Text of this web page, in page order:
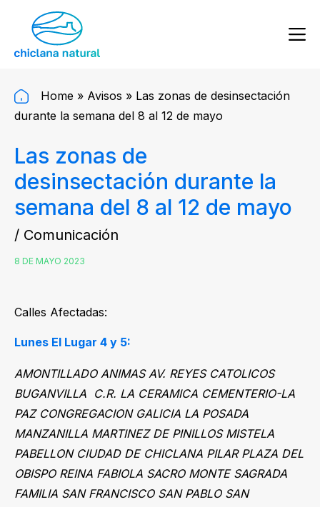
Home » Avisos » Las zonas de desinsectación
durante la semana del 8 al 12 de mayo
Las zonas de
desinsectación durante la
semana del 8 al 12 de mayo
/ Comunicación
8 DE MAYO 2023
Calles Afectadas:
Lunes El Lugar 4 y 5:
AMONTILLADO ANIMAS AV. REYES CATOLICOS
BUGANVILLA C.R. LA CERAMICA CEMENTERIO-LA
PAZ CONGREGACION GALICIA LA POSADA
MANZANILLA MARTINEZ DE PINILLOS MISTELA
PABELLON CIUDAD DE CHICLANA PILAR PLAZA DEL
OBISPO REINA FABIOLA SACRO MONTE SAGRADA
FAMILIA SAN FRANCISCO SAN PABLO SAN